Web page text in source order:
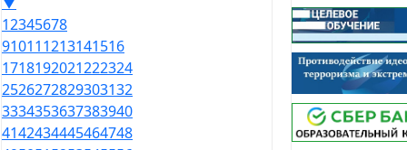
12345678
910111213141516
1718192021222324
2526272829303132
3334353637383940
4142434445464748